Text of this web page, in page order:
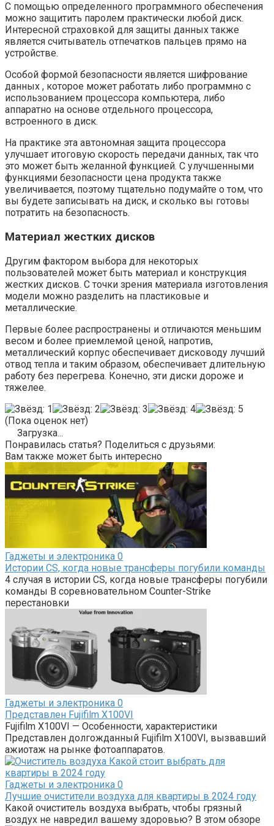
С помощью определенного программного обеспечения
можно защитить паролем практически любой диск.
Интересной страховкой для защиты данных также
является считыватель отпечатков пальцев прямо на
устройстве.
Особой формой безопасности является шифрование
данных , которое может работать либо программно с
использованием процессора компьютера, либо
аппаратно на основе отдельного процессора,
встроенного в диск.
На практике эта автономная защита процессора
улучшает итоговую скорость передачи данных, так что
это может быть желанной функцией. С улучшенными
функциями безопасности цена продукта также
увеличивается, поэтому тщательно подумайте о том, что
вы будете записывать на диск, и сколько вы готовы
потратить на безопасность.
Материал жестких дисков
Другим фактором выбора для некоторых
пользователей может быть материал и конструкция
жестких дисков. С точки зрения материала изготовления
модели можно разделить на пластиковые и
металлические.
Первые более распространены и отличаются меньшим
весом и более приемлемой ценой, напротив,
металлический корпус обеспечивает дисководу лучший
отвод тепла и таким образом, обеспечивает длительную
работу без перегрева. Конечно, эти диски дороже и
тяжелее.
(Пока оценок нет)
Загрузка...
Понравилась статья? Поделиться с друзьями:
Вам также может быть интересно
Гаджеты и электроника 0
Истории CS, когда новые трансферы погубили команды
4 случая в истории CS, когда новые трансферы погубили
команды В соревновательном Counter-Strike
перестановки
Гаджеты и электроника 0
Представлен Fujifilm X100VI
Fujifilm X100VI — Особенности, характеристики
Представлен долгожданный Fujifilm X100VI, вызвавший
ажиотаж на рынке фотоаппаратов.
Гаджеты и электроника 0
Лучшие очистители воздуха для квартиры в 2024 году
Какой очиститель воздуха выбрать, чтобы грязный
воздух не навредил вашему здоровью? В этом обзоре